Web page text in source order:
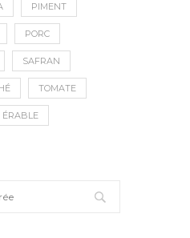
PIMENT
PORC
SAFRAN
TOMATE
ÉRABLE